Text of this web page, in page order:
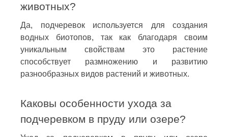
животных?
Да, подчеревок используется для создания
водных биотопов, так как благодаря своим
уникальным свойствам это растение
способствует размножению и развитию
разнообразных видов растений и животных.
Каковы особенности ухода за
подчеревком в пруду или озере?